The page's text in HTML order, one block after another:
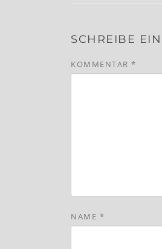
SCHREIBE
KOMMENTAR *
NAME *